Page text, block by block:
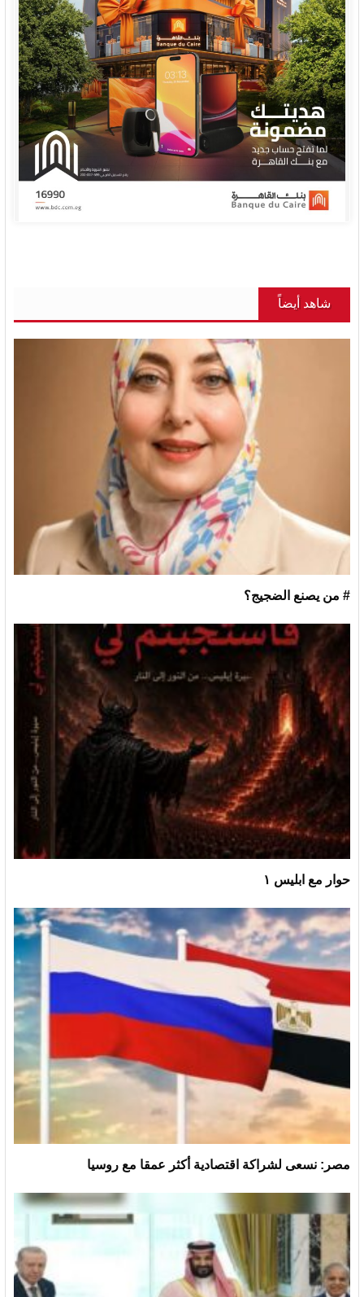
شاهد أيضاً
# من يصنع الضجيج؟
حوار مع ابليس ١
مصر: نسعى لشراكة اقتصادية أكثر عمقا مع روسيا